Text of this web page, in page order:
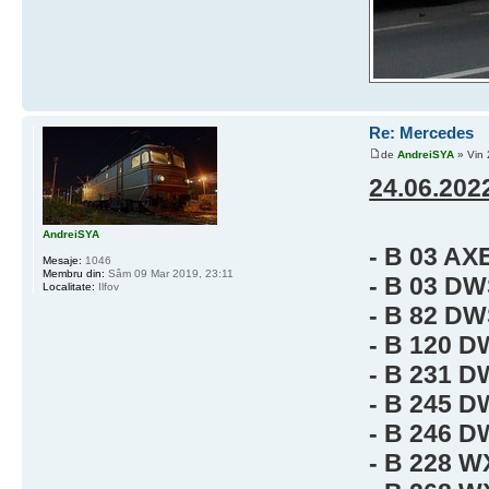
Re: Mercedes
deAndreiSYA » Vin
- B 03
- B 03
- B 82
- B 120
- B 231
- B 245
- B 246
- B 228
AndreiSYA
Mesaje: 1046
Membru din: Sâm 09 Mar 2019, 23:11
Localitate: Ilfov